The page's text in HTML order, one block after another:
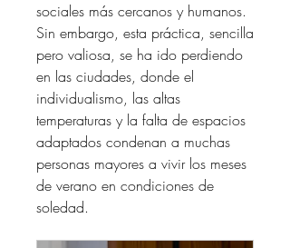
sociales más cercanos y humanos.
Sin embargo, esta práctica, sencilla
pero valiosa, se ha ido perdiendo
en las ciudades, donde el
individualismo, las altas
temperaturas y la falta de espacios
adaptados condenan a muchas
personas mayores a vivir los meses
de verano en condiciones de
soledad.